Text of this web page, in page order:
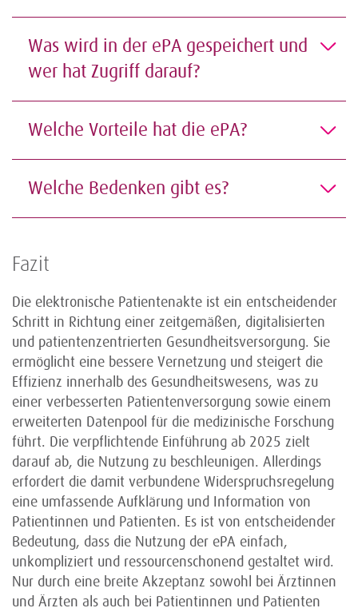
Was wird in der ePA gespeichert und
wer hat Zugriff darauf?
Welche Vorteile hat die ePA?
Welche Bedenken gibt es?
Fazit
Die elektronische Patientenakte ist ein entscheidender
Schritt in Richtung einer zeitgemäßen, digitalisierten
und patientenzentrierten Gesundheitsversorgung. Sie
ermöglicht eine bessere Vernetzung und steigert die
Effizienz innerhalb des Gesundheitswesens, was zu
einer verbesserten Patientenversorgung sowie einem
erweiterten Datenpool für die medizinische Forschung
führt. Die verpflichtende Einführung ab 2025 zielt
darauf ab, die Nutzung zu beschleunigen. Allerdings
erfordert die damit verbundene Widerspruchsregelung
eine umfassende Aufklärung und Information von
Patientinnen und Patienten. Es ist von entscheidender
Bedeutung, dass die Nutzung der ePA einfach,
unkompliziert und ressourcenschonend gestaltet wird.
Nur durch eine breite Akzeptanz sowohl bei Ärztinnen
und Ärzten als auch bei Patientinnen und Patienten